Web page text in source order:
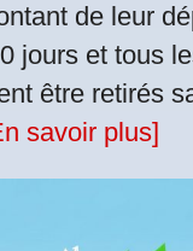
de leur
jours et tous
être retirés
savoir plus]